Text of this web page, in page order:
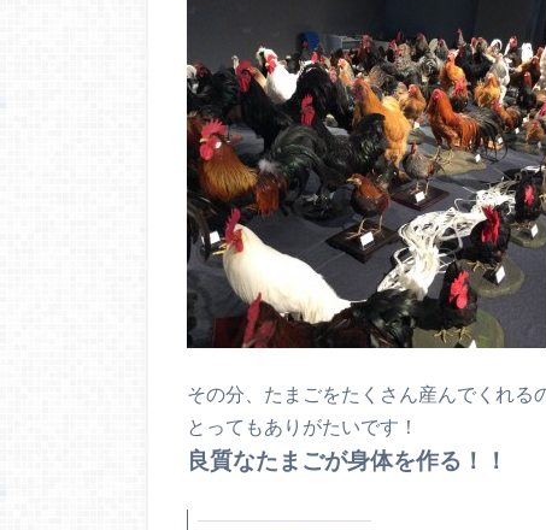
その分、たまごをたくさん産んでくれる
とってもありがたいです！
良質なたまごが身体を作る！！